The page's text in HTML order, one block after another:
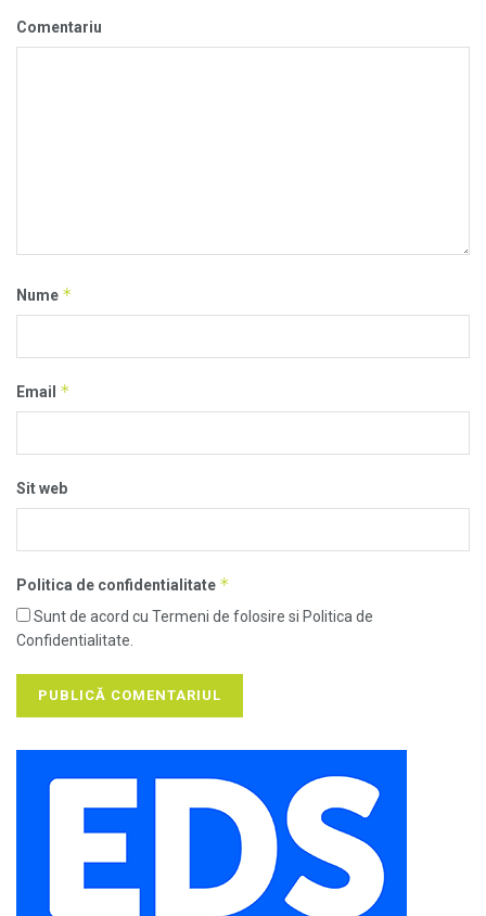
Comentariu
Nume *
Email *
Sit web
Politica de confidentialitate *
Sunt de acord cu Termeni de folosire si Politica de
Confidentialitate.